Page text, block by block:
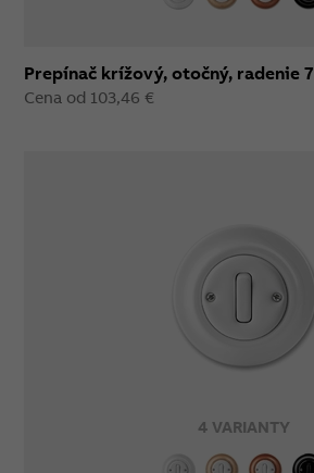
Prepínač krížový, otočný, radenie 7
Cena od 103,46 €
4 VARIANTY